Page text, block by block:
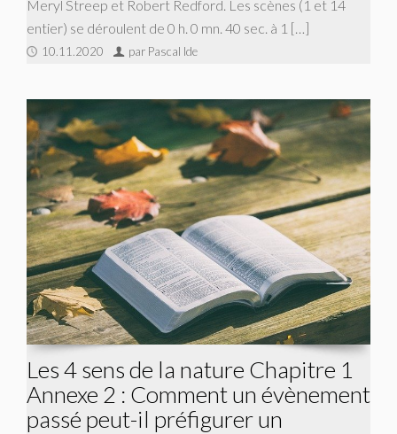
Meryl Streep et Robert Redford. Les scènes (1 et 14
entier) se déroulent de 0 h. 0 mn. 40 sec. à 1 […]
10.11.2020 par Pascal Ide
Les 4 sens de la nature Chapitre 1
Annexe 2 : Comment un évènement
passé peut-il préfigurer un